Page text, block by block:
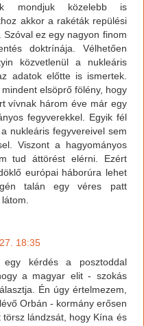
mondjuk közelebb is
akkor a rakéták repülési
ez egy nagyon finom
doktrínája. Vélhetően
közvetlenül a nukleáris
adatok előtte is ismertek.
elsöprő fölény, hogy
vívnak három éve már egy
fegyverekkel. Egyik fél
nukleáris fegyvereivel sem
Viszont a hagyományos
tud áttörést elérni. Ezért
európai háborúra lehet
talán egy véres patt
18:35
egy kérdés a posztoddal
a magyar elit - szokás
Én úgy értelmezem,
Orbán - kormány erősen
lándzsát, hogy Kína és